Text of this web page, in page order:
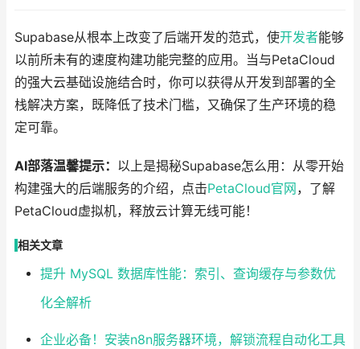
Supabase从根本上改变了后端开发的范式，使开发者能够
以前所未有的速度构建功能完整的应用。当与PetaCloud
的强大云基础设施结合时，你可以获得从开发到部署的全
栈解决方案，既降低了技术门槛，又确保了生产环境的稳
定可靠。
AI部落温馨提示： 以上是揭秘Supabase怎么用：从零开始
构建强大的后端服务的介绍，点击PetaCloud官网 ，了解
PetaCloud虚拟机，释放云计算无线可能！
相关文章
提升 MySQL 数据库性能：索引、查询缓存与参数优
化全解析
企业必备！安装n8n服务器环境，解锁流程自动化工具